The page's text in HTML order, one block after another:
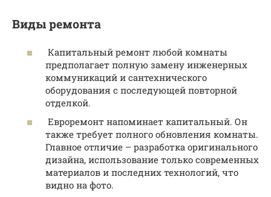
Виды ремонта
Капитальный ремонт любой комнаты
предполагает полную замену инженерных
коммуникаций и сантехнического
оборудования с последующей повторной
отделкой.
Евроремонт напоминает капитальный. Он
также требует полного обновления комнаты.
Главное отличие – разработка оригинального
дизайна, использование только современных
материалов и последних технологий, что
видно на фото.